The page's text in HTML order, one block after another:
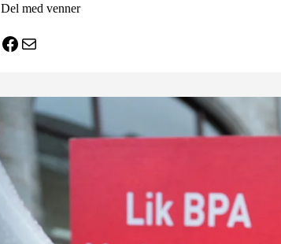
Del med venner
X
Facebook
E-post